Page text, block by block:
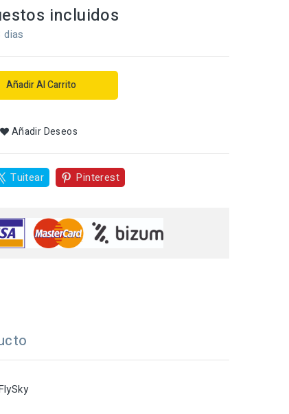
incluidos
dias
Añadir Al Carrito
Añadir Deseos
Tuitear Pinterest